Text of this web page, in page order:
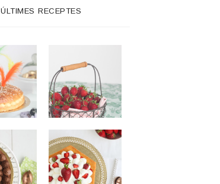
ÚLTIMES RECEPTES